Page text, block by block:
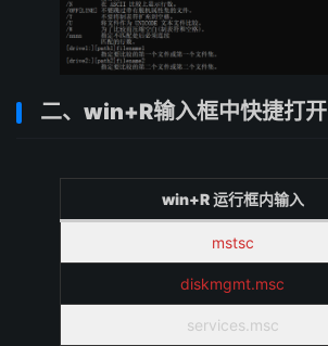
二、win+R输入框中快捷打开
win+R 运行框内输入
mstsc
diskmgmt.msc
services.msc